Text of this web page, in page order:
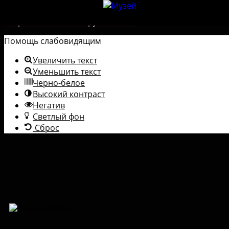
Помощь слабовидящим
Увеличить текст
Уменьшить текст
Черно-белое
Высокий контраст
Негатив
Светлый фон
Сброс